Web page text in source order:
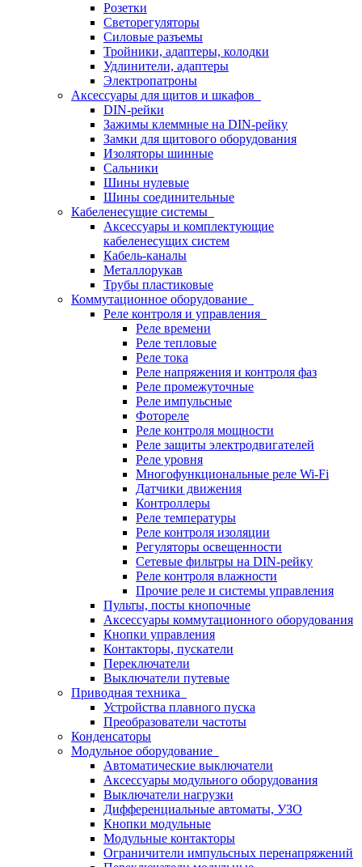
Розетки
Светорегуляторы
Силовые разъемы
Тройники, адаптеры, колодки
Удлинители, адаптеры
Электропатроны
Аксессуары для щитов и шкафов
DIN-рейки
Зажимы клеммные на DIN-рейку
Замки для щитового оборудования
Изоляторы шинные
Сальники
Шины нулевые
Шины соединительные
Кабеленесущие системы
Аксессуары и комплектующие
кабеленесущих систем
Кабель-каналы
Металлорукав
Трубы пластиковые
Коммутационное оборудование
Реле контроля и управления
Реле времени
Реле тепловые
Реле тока
Реле напряжения и контроля фаз
Реле промежуточные
Реле импульсные
Фотореле
Реле контроля мощности
Реле защиты электродвигателей
Реле уровня
Многофункциональные реле Wi-Fi
Датчики движения
Контроллеры
Реле температуры
Реле контроля изоляции
Регуляторы освещенности
Сетевые фильтры на DIN-рейку
Реле контроля влажности
Прочие реле и системы управления
Пульты, посты кнопочные
Аксессуары коммутационного оборудования
Кнопки управления
Контакторы, пускатели
Переключатели
Выключатели путевые
Приводная техника
Устройства плавного пуска
Преобразователи частоты
Конденсаторы
Модульное оборудование
Автоматические выключатели
Аксессуары модульного оборудования
Выключатели нагрузки
Дифференциальные автоматы, УЗО
Кнопки модульные
Модульные контакторы
Ограничители импульсных перенапряжений